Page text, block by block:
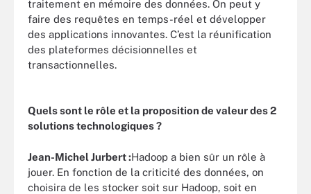
traitement en mémoire des données. On peut y
faire des requêtes en temps-réel et développer
des applications innovantes. C’est la réunification
des plateformes décisionnelles et
transactionnelles.
Quels sont le rôle et la proposition de valeur des 2
solutions technologiques ?
Jean-Michel Jurbert :Hadoop a bien sûr un rôle à
jouer. En fonction de la criticité des données, on
choisira de les stocker soit sur Hadoop, soit en